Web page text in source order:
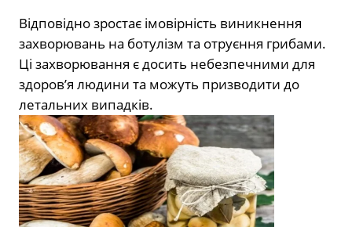
Відповідно зростає імовірність виникнення
захворювань на ботулізм та отруєння грибами.
Ці захворювання є досить небезпечними для
здоров’я людини та можуть призводити до
летальних випадків.